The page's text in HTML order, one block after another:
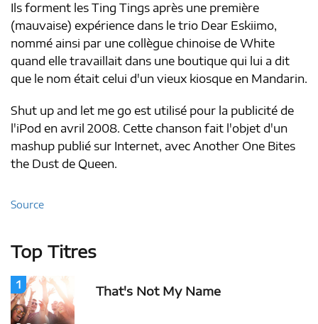
Ils forment les Ting Tings après une première
(mauvaise) expérience dans le trio Dear Eskiimo,
nommé ainsi par une collègue chinoise de White
quand elle travaillait dans une boutique qui lui a dit
que le nom était celui d'un vieux kiosque en Mandarin.
Shut up and let me go est utilisé pour la publicité de
l'iPod en avril 2008. Cette chanson fait l'objet d'un
mashup publié sur Internet, avec Another One Bites
the Dust de Queen.
Source
Top Titres
1 That's Not My Name